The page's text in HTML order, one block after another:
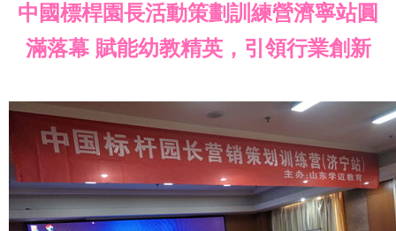
中國標桿園長活動策劃訓練營濟寧站圓
滿落幕 賦能幼教精英，引領行業創新